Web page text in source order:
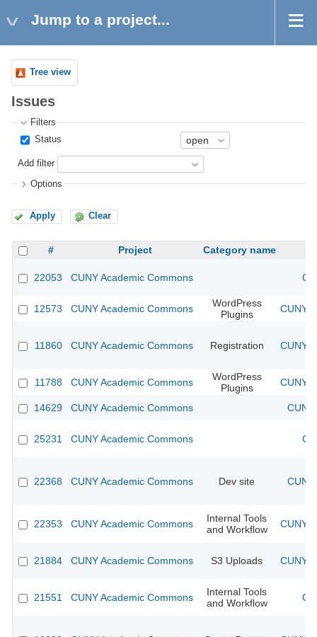
Jump to a project...
Tree view
Issues
Filters
Status
Add filter
Options
Apply Clear
# Project Category name
22053 CUNY Academic Commons
12573 CUNY Academic Commons
WordPress
Plugins
CUNY
11860 CUNY Academic Commons Registration CUNY
11788 CUNY Academic Commons
WordPress
Plugins
CUNY
14629 CUNY Academic Commons
25231 CUNY Academic Commons
22368 CUNY Academic Commons Dev site
22353 CUNY Academic Commons
Internal Tools
and Workflow
CUNY
21884 CUNY Academic Commons S3 Uploads CUNY
21551 CUNY Academic Commons
Internal Tools
and Workflow